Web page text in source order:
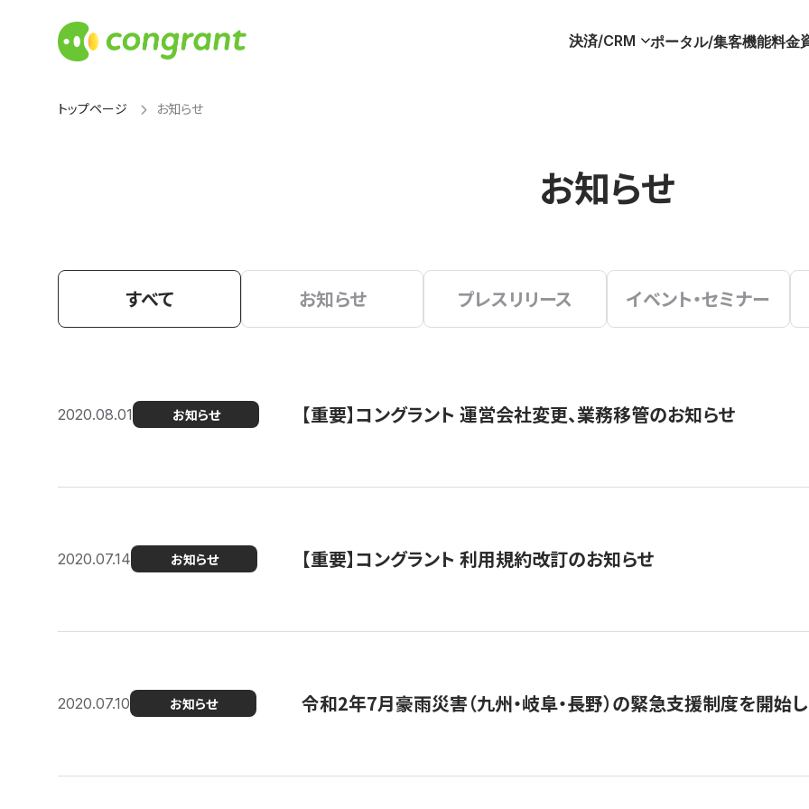
決済/CRM ポータル/集客機能料金
トップページ お知らせ
お知らせ
すべて お知らせ プレスリリース イベント・セミナー
2020.08.01 お知らせ 【重要】コングラント 運営会社変更、業務移管のお知らせ
2020.07.14 お知らせ 【重要】コングラント 利用規約改訂のお知らせ
2020.07.10 お知らせ 令和2年7月豪雨災害（九州・岐阜・長野）の緊急支援制度を開始